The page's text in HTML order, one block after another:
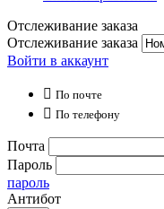
Отслеживание заказа
Отслеживание заказа
Войти в аккаунт
 По почте
 По телефону
Почта
Пароль
пароль
Антибот